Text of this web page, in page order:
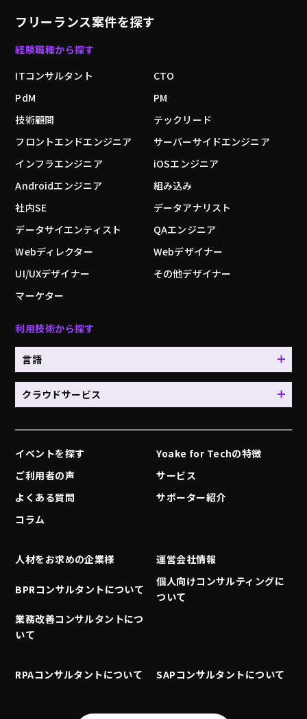
フリーランス案件を探す
経験職種から探す
ITコンサルタント
CTO
PdM
PM
技術顧問
テックリード
フロントエンドエンジニア
サーバーサイドエンジニア
インフラエンジニア
iOSエンジニア
Androidエンジニア
組み込み
社内SE
データアナリスト
データサイエンティスト
QAエンジニア
Webディレクター
Webデザイナー
UI/UXデザイナー
その他デザイナー
マーケター
利用技術から探す
言語
クラウドサービス
イベントを探す
Yoake for Techの特徴
ご利用者の声
サービス
よくある質問
サポーター紹介
コラム
人材をお求めの企業様 運営会社情報
BPRコンサルタントについて
個人向けコンサルティングに
ついて
業務改善コンサルタントにつ
いて
RPAコンサルタントについて SAPコンサルタントについて